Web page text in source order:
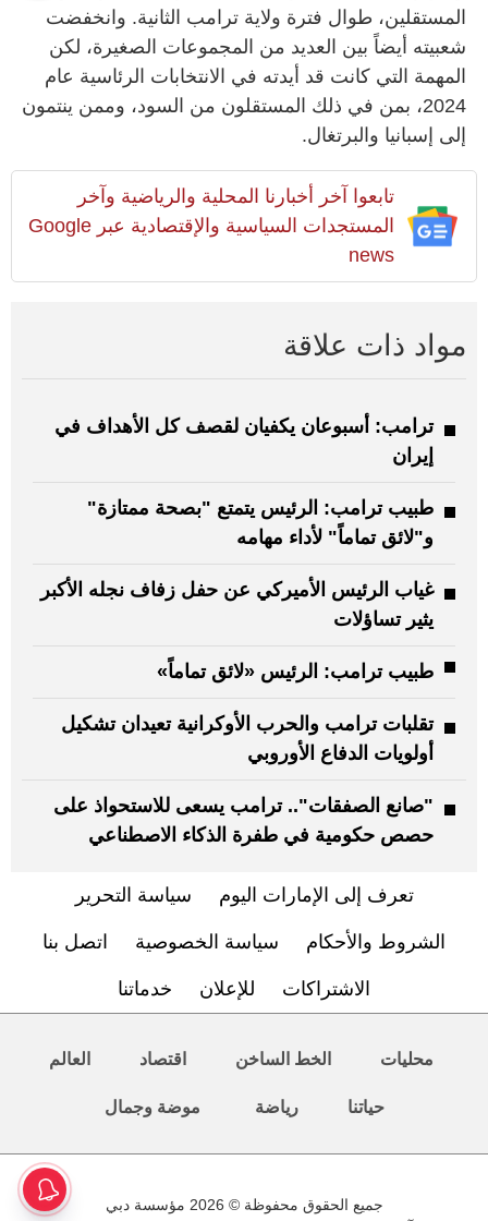
المستقلين، طوال فترة ولاية ترامب الثانية. وانخفضت
شعبيته أيضاً بين العديد من المجموعات الصغيرة، لكن
المهمة التي كانت قد أيدته في الانتخابات الرئاسية عام
2024، بمن في ذلك المستقلون من السود، وممن ينتمون
إلى إسبانيا والبرتغال.
تابعوا آخر أخبارنا المحلية والرياضية وآخر
المستجدات السياسية والإقتصادية عبر Google
news
مواد ذات علاقة
ترامب: أسبوعان يكفيان لقصف كل الأهداف في
إيران
طبيب ترامب: الرئيس يتمتع "بصحة ممتازة"
و"لائق تماماً" لأداء مهامه
غياب الرئيس الأميركي عن حفل زفاف نجله الأكبر
يثير تساؤلات
طبيب ترامب: الرئيس «لائق تماماً»
تقلبات ترامب والحرب الأوكرانية تعيدان تشكيل
أولويات الدفاع الأوروبي
"صانع الصفقات".. ترامب يسعى للاستحواذ على
حصص حكومية في طفرة الذكاء الاصطناعي
تعرف إلى الإمارات اليوم سياسة التحرير
الشروط والأحكام سياسة الخصوصية اتصل بنا
الاشتراكات للإعلان خدماتنا
محليات الخط الساخن اقتصاد العالم
حياتنا رياضة موضة وجمال
جميع الحقوق محفوظة © 2026 مؤسسة دبي